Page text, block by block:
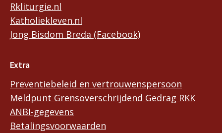
Rkliturgie.nl
Katholiekleven.nl
Jong Bisdom Breda (Facebook)
Extra
Preventiebeleid en vertrouwenspersoon
Meldpunt Grensoverschrijdend Gedrag RKK
ANBI-gegevens
Betalingsvoorwaarden